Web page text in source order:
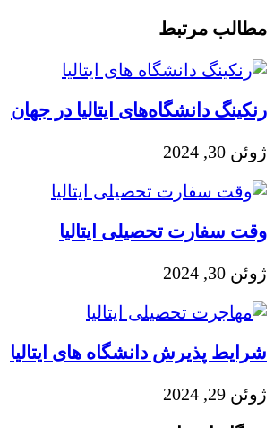
مطالب مرتبط
رنکینگ دانشگاه‌های ایتالیا در جهان
ژوئن 30, 2024
وقت سفارت تحصیلی ایتالیا
ژوئن 30, 2024
شرایط پذیرش دانشگاه های ایتالیا
ژوئن 29, 2024